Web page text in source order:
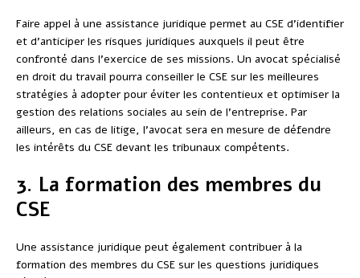
Faire appel à une assistance juridique permet au CSE d’identifier
et d’anticiper les risques juridiques auxquels il peut être
confronté dans l’exercice de ses missions. Un avocat spécialisé
en droit du travail pourra conseiller le CSE sur les meilleures
stratégies à adopter pour éviter les contentieux et optimiser la
gestion des relations sociales au sein de l’entreprise. Par
ailleurs, en cas de litige, l’avocat sera en mesure de défendre
les intérêts du CSE devant les tribunaux compétents.
3. La formation des membres du
CSE
Une assistance juridique peut également contribuer à la
formation des membres du CSE sur les questions juridiques